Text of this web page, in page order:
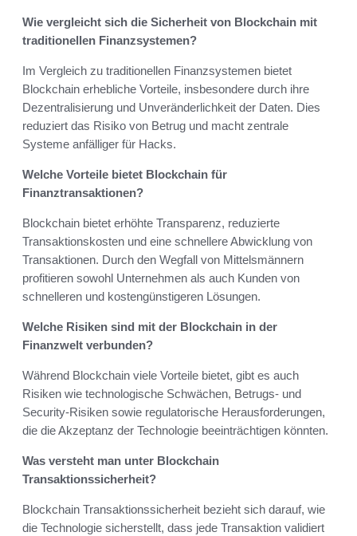
Wie vergleicht sich die Sicherheit von Blockchain mit
traditionellen Finanzsystemen?
Im Vergleich zu traditionellen Finanzsystemen bietet
Blockchain erhebliche Vorteile, insbesondere durch ihre
Dezentralisierung und Unveränderlichkeit der Daten. Dies
reduziert das Risiko von Betrug und macht zentrale
Systeme anfälliger für Hacks.
Welche Vorteile bietet Blockchain für
Finanztransaktionen?
Blockchain bietet erhöhte Transparenz, reduzierte
Transaktionskosten und eine schnellere Abwicklung von
Transaktionen. Durch den Wegfall von Mittelsmännern
profitieren sowohl Unternehmen als auch Kunden von
schnelleren und kostengünstigeren Lösungen.
Welche Risiken sind mit der Blockchain in der
Finanzwelt verbunden?
Während Blockchain viele Vorteile bietet, gibt es auch
Risiken wie technologische Schwächen, Betrugs- und
Security-Risiken sowie regulatorische Herausforderungen,
die die Akzeptanz der Technologie beeinträchtigen könnten.
Was versteht man unter Blockchain
Transaktionssicherheit?
Blockchain Transaktionssicherheit bezieht sich darauf, wie
die Technologie sicherstellt, dass jede Transaktion validiert